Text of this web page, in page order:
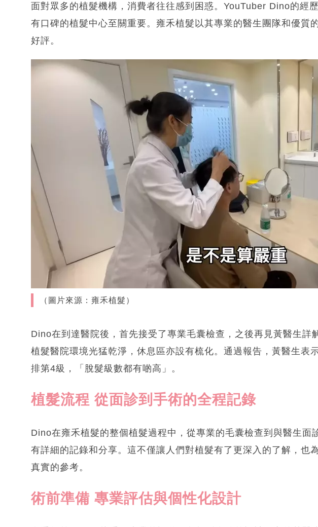
面對眾多的植髮機構，消費者往往感到困惑。YouTuber Dino的經
有口碑的植髮中心至關重要。雍禾植髮以其專業的醫生團隊和優質
好評。
（圖片來源：雍禾植髮）
Dino在到達醫院後，首先接受了專業毛囊檢查，之後再見黃醫生詳
植髮醫院環境光猛乾淨，休息區亦設有梳化。通過報告，黃醫生表
排第4級，「脫髮級數都有啲高」。
植髮流程 從面診到手術的全程記錄
Dino在雍禾植髮的整個植髮過程中，從專業的毛囊檢查到與醫生面
有詳細的記錄和分享。這不僅讓人們對植髮有了更深入的了解，也
真實的參考。
術前準備 專業評估與個性化設計